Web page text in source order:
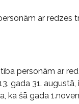
ar redzes
personām ar
gada 31.
ka šā gada